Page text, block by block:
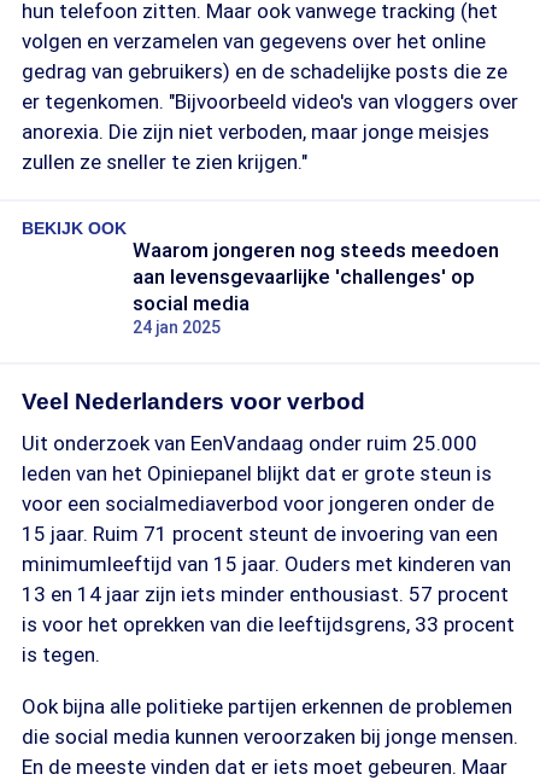
hun telefoon zitten. Maar ook vanwege tracking (het
volgen en verzamelen van gegevens over het online
gedrag van gebruikers) en de schadelijke posts die ze
er tegenkomen. "Bijvoorbeeld video's van vloggers over
anorexia. Die zijn niet verboden, maar jonge meisjes
zullen ze sneller te zien krijgen."
BEKIJK OOK
Waarom jongeren nog steeds meedoen
aan levensgevaarlijke 'challenges' op
social media
24 jan 2025
Veel Nederlanders voor verbod
Uit onderzoek van EenVandaag onder ruim 25.000
leden van het Opiniepanel blijkt dat er grote steun is
voor een socialmediaverbod voor jongeren onder de
15 jaar. Ruim 71 procent steunt de invoering van een
minimumleeftijd van 15 jaar. Ouders met kinderen van
13 en 14 jaar zijn iets minder enthousiast. 57 procent
is voor het oprekken van die leeftijdsgrens, 33 procent
is tegen.
Ook bijna alle politieke partijen erkennen de problemen
die social media kunnen veroorzaken bij jonge mensen.
En de meeste vinden dat er iets moet gebeuren. Maar